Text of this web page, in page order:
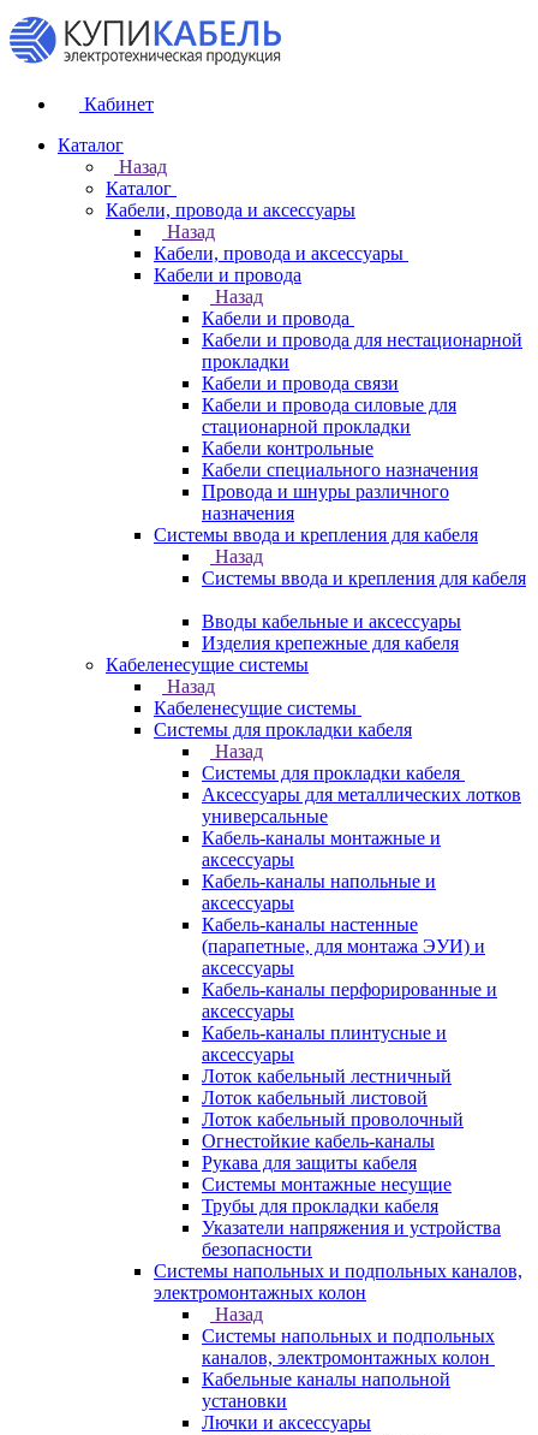
Кабинет
Каталог
Назад
Каталог
Кабели, провода и аксессуары
Назад
Кабели, провода и аксессуары
Кабели и провода
Назад
Кабели и провода
Кабели и провода для нестационарной
прокладки
Кабели и провода связи
Кабели и провода силовые для
стационарной прокладки
Кабели контрольные
Кабели специального назначения
Провода и шнуры различного
назначения
Системы ввода и крепления для кабеля
Назад
Системы ввода и крепления для кабеля
Вводы кабельные и аксессуары
Изделия крепежные для кабеля
Кабеленесущие системы
Назад
Кабеленесущие системы
Системы для прокладки кабеля
Назад
Системы для прокладки кабеля
Аксессуары для металлических лотков
универсальные
Кабель-каналы монтажные и
аксессуары
Кабель-каналы напольные и
аксессуары
Кабель-каналы настенные
(парапетные, для монтажа ЭУИ) и
аксессуары
Кабель-каналы перфорированные и
аксессуары
Кабель-каналы плинтусные и
аксессуары
Лоток кабельный лестничный
Лоток кабельный листовой
Лоток кабельный проволочный
Огнестойкие кабель-каналы
Рукава для защиты кабеля
Системы монтажные несущие
Трубы для прокладки кабеля
Указатели напряжения и устройства
безопасности
Системы напольных и подпольных каналов,
электромонтажных колон
Назад
Системы напольных и подпольных
каналов, электромонтажных колон
Кабельные каналы напольной
установки
Лючки и аксессуары